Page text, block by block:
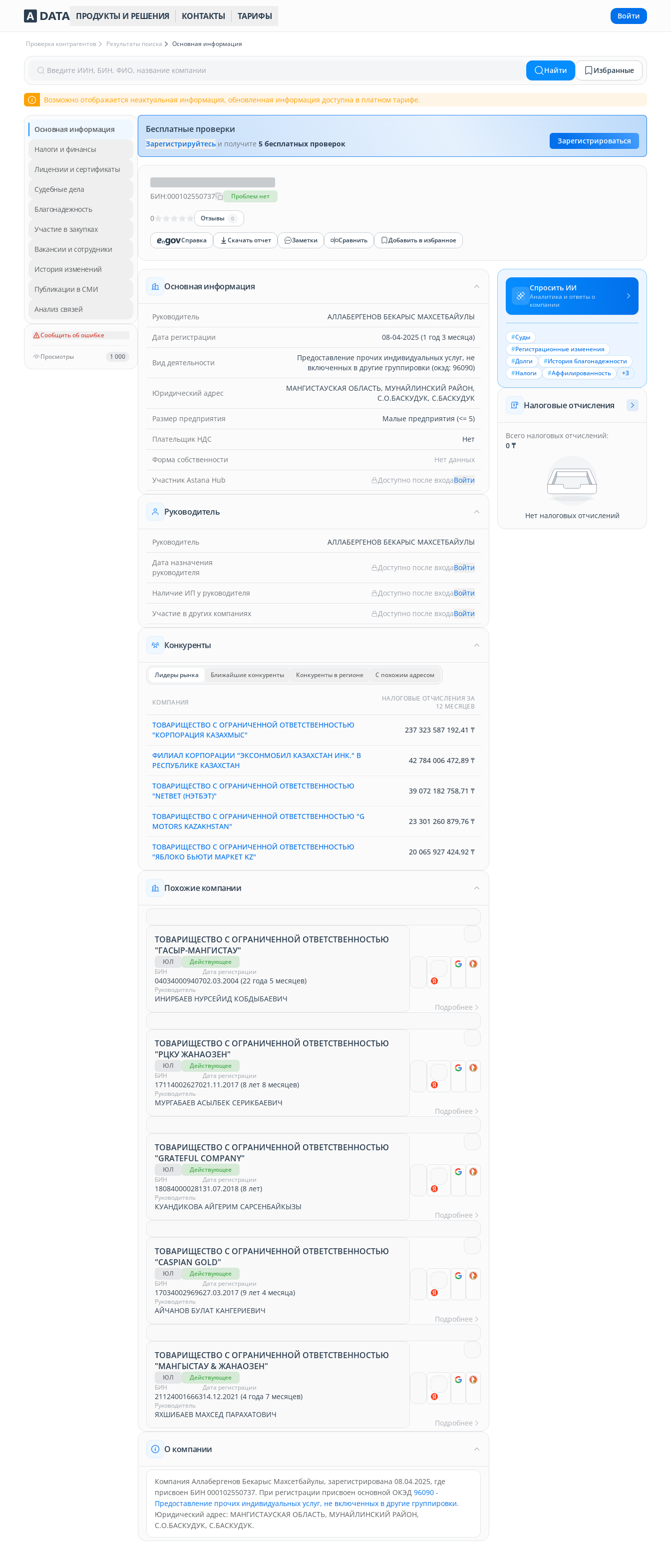
ПРОДУКТЫ И РЕШЕНИЯ КОНТАКТЫ ТАРИФЫ Войти
Проверка контрагентов Результаты поиска Основная информация
Введите ИИН, БИН, ФИО, название компании Найти Избранные
Возможно отображается неактуальная информация, обновленная информация доступна в платном тарифе.
Основная информация
Налоги и финансы
Лицензии и сертификаты
Судебные дела
Благонадежность
Участие в закупках
Вакансии и сотрудники
История изменений
Публикации в СМИ
Анализ связей
Сообщить об ошибке
Просмотры 1 000
Бесплатные проверки
Зарегистрируйтесь и получите 5 бесплатных проверок Зарегистрироваться
БИН:000102550737 Проблем нет
0 Отзывы 0
Справка Скачать отчет Заметки Сравнить Добавить в избранное
Основная информация
Руководитель АЛЛАБЕРГЕНОВ БЕКАРЫС МАХСЕТБАЙУЛЫ
Дата регистрации 08-04-2025 (1 год 3 месяца)
Вид деятельности
Предоставление прочих индивидуальных услуг, не
включенных в другие группировки (окэд: 96090)
Юридический адрес
МАНГИСТАУСКАЯ ОБЛАСТЬ, МУНАЙЛИНСКИЙ РАЙОН,
С.О.БАСКУДУК, С.БАСКУДУК
Размер предприятия Малые предприятия (<= 5)
Плательщик НДС Нет
Форма собственности Нет данных
Участник Astana Hub Доступно после входаВойти
Руководитель
Руководитель АЛЛАБЕРГЕНОВ БЕКАРЫС МАХСЕТБАЙУЛЫ
Дата назначения
руководителя
Доступно после входаВойти
Наличие ИП у руководителя Доступно после входаВойти
Участие в других компаниях Доступно после входаВойти
Конкуренты
Лидеры рынка Ближайшие конкуренты Конкуренты в регионе С похожим адресом
КОМПАНИЯ
НАЛОГОВЫЕ ОТЧИСЛЕНИЯ ЗА
12 МЕСЯЦЕВ
ТОВАРИЩЕСТВО С ОГРАНИЧЕННОЙ ОТВЕТСТВЕННОСТЬЮ
"КОРПОРАЦИЯ КАЗАХМЫС"
237 323 587 192,41 ₸
ФИЛИАЛ КОРПОРАЦИИ "ЭКСОНМОБИЛ КАЗАХСТАН ИНК." В
РЕСПУБЛИКЕ КАЗАХСТАН
42 784 006 472,89 ₸
ТОВАРИЩЕСТВО С ОГРАНИЧЕННОЙ ОТВЕТСТВЕННОСТЬЮ
"NETBET (НЭТБЭТ)"
39 072 182 758,71 ₸
ТОВАРИЩЕСТВО С ОГРАНИЧЕННОЙ ОТВЕТСТВЕННОСТЬЮ "G
MOTORS KAZAKHSTAN"
23 301 260 879,76 ₸
ТОВАРИЩЕСТВО С ОГРАНИЧЕННОЙ ОТВЕТСТВЕННОСТЬЮ
"ЯБЛОКО БЬЮТИ МАРКЕТ KZ"
20 065 927 424,92 ₸
Похожие компании
ТОВАРИЩЕСТВО С ОГРАНИЧЕННОЙ ОТВЕТСТВЕННОСТЬЮ
"ГАСЫР-МАНГИСТАУ"
ЮЛ
Действующее
БИН
040340009407
Дата регистрации
02.03.2004 (22 года 5 месяцев)
Руководитель
ИНИРБАЕВ НУРСЕЙИД КОБДЫБАЕВИЧ
Подробнее
ТОВАРИЩЕСТВО С ОГРАНИЧЕННОЙ ОТВЕТСТВЕННОСТЬЮ
"РЦКУ ЖАНАОЗЕН"
ЮЛ
Действующее
БИН
171140026270
Дата регистрации
21.11.2017 (8 лет 8 месяцев)
Руководитель
МУРГАБАЕВ АСЫЛБЕК СЕРИКБАЕВИЧ
Подробнее
ТОВАРИЩЕСТВО С ОГРАНИЧЕННОЙ ОТВЕТСТВЕННОСТЬЮ
"GRATEFUL COMPANY"
ЮЛ
Действующее
БИН
180840000281
Дата регистрации
31.07.2018 (8 лет)
Руководитель
КУАНДИКОВА АЙГЕРИМ САРСЕНБАЙКЫЗЫ
Подробнее
ТОВАРИЩЕСТВО С ОГРАНИЧЕННОЙ ОТВЕТСТВЕННОСТЬЮ
"CASPIAN GOLD"
ЮЛ
Действующее
БИН
170340029696
Дата регистрации
27.03.2017 (9 лет 4 месяца)
Руководитель
АЙЧАНОВ БУЛАТ КАНГЕРИЕВИЧ
Подробнее
ТОВАРИЩЕСТВО С ОГРАНИЧЕННОЙ ОТВЕТСТВЕННОСТЬЮ
"МАНГЫСТАУ & ЖАНАОЗЕН"
ЮЛ
Действующее
БИН
211240016663
Дата регистрации
14.12.2021 (4 года 7 месяцев)
Руководитель
ЯХШИБАЕВ МАХСЕД ПАРАХАТОВИЧ
Подробнее
О компании
Компания Аллабергенов Бекарыс Махсетбайулы, зарегистрирована 08.04.2025, где
присвоен БИН 000102550737. При регистрации присвоен основной ОКЭД 96090 -
Предоставление прочих индивидуальных услуг, не включенных в другие группировки.
Юридический адрес: МАНГИСТАУСКАЯ ОБЛАСТЬ, МУНАЙЛИНСКИЙ РАЙОН,
С.О.БАСКУДУК, С.БАСКУДУК.
Спросить ИИ
Аналитика и ответы о
компании
#Суды
#Регистрационные изменения
#Долги #История благонадежности
#Налоги #Аффилированность +3
Налоговые отчисления
Всего налоговых отчислений:
0 ₸
Нет налоговых отчислений